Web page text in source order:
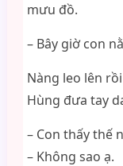
mưu đồ.
– Bây giờ con
Nàng leo lên
Hùng đưa tay
– Con thấy thế
– Không sao ạ.